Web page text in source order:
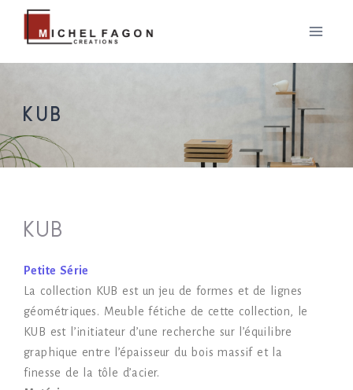
KUB
KUB
Petite Série
La collection KUB est un jeu de formes et de lignes
géométriques. Meuble fétiche de cette collection, le
KUB est l’initiateur d’une recherche sur l’équilibre
graphique entre l’épaisseur du bois massif et la
finesse de la tôle d’acier.